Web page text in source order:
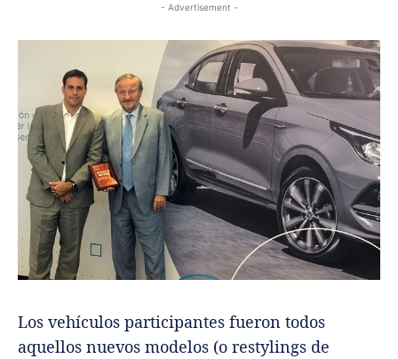
- Advertisement -
Los vehículos participantes fueron todos
aquellos nuevos modelos (o restylings de